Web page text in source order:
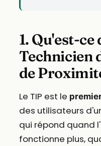
1. Qu'est-ce
Technicien
de
Le TIP est le
des utilisateurs
qui répond quand
fonctionne plus,